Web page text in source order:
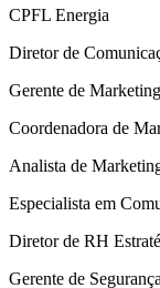
CPFL Energia
Diretor de
Gerente de
Coordenadora de
Analista de
Especialista em
Diretor de RH
Gerente de